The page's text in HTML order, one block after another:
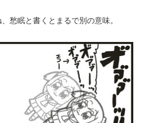
愁眠と書くとまるで別の意味。